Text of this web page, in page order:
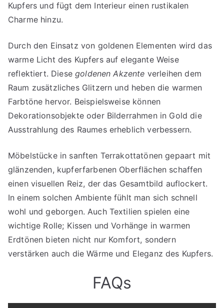
Kupfers und fügt dem Interieur einen rustikalen
Charme hinzu.
Durch den Einsatz von goldenen Elementen wird das
warme Licht des Kupfers auf elegante Weise
reflektiert. Diesegoldenen Akzente verleihen dem
Raum zusätzliches Glitzern und heben die warmen
Farbtöne hervor. Beispielsweise können
Dekorationsobjekte oder Bilderrahmen in Gold die
Ausstrahlung des Raumes erheblich verbessern.
Möbelstücke in sanften Terrakottatönen gepaart mit
glänzenden, kupferfarbenen Oberflächen schaffen
einen visuellen Reiz, der das Gesamtbild auflockert.
In einem solchen Ambiente fühlt man sich schnell
wohl und geborgen. Auch Textilien spielen eine
wichtige Rolle; Kissen und Vorhänge in warmen
Erdtönen bieten nicht nur Komfort, sondern
verstärken auch die Wärme und Eleganz des Kupfers.
FAQs